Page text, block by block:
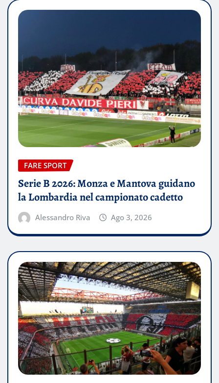
FARE SPORT
Serie B 2026: Monza e Mantova guidano
la Lombardia nel campionato cadetto
Alessandro Riva Ago 3, 2026